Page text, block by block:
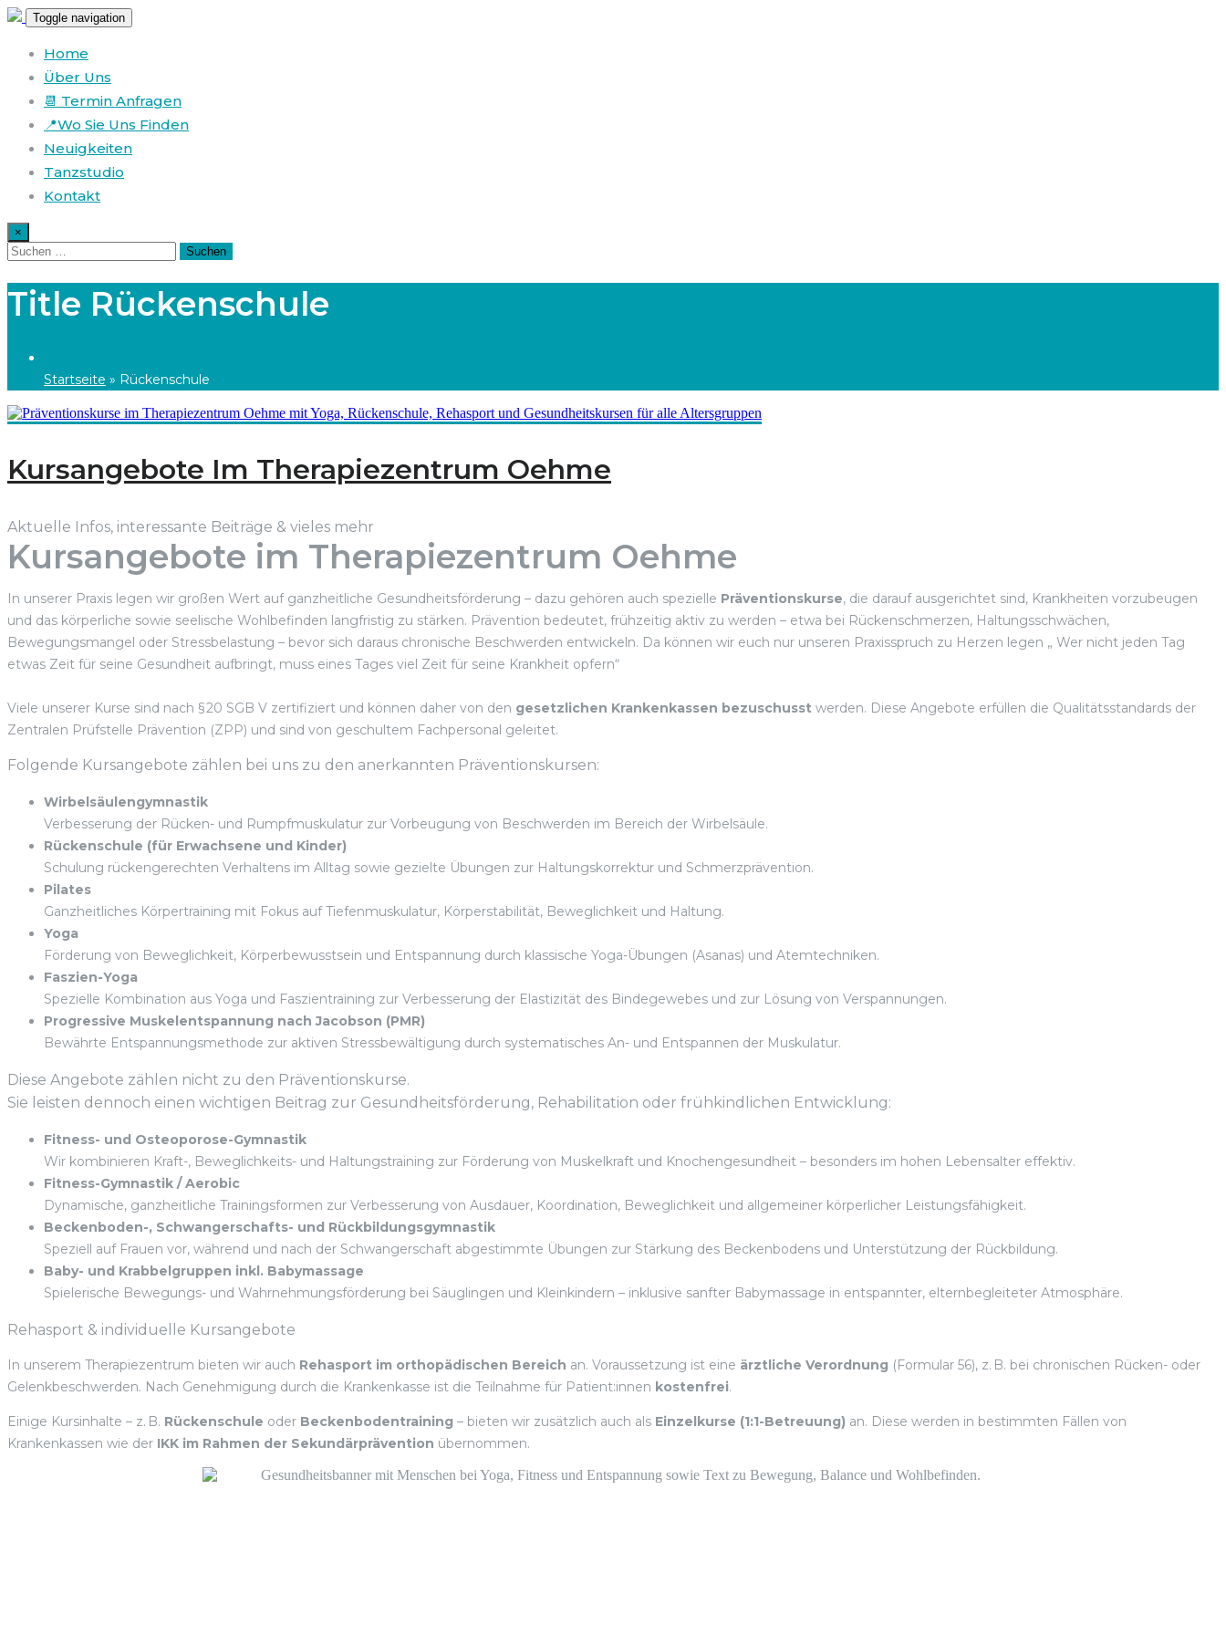
Toggle navigation
Home
Über Uns
📆 Termin Anfragen
📍Wo Sie Uns Finden
Neuigkeiten
Tanzstudio
Kontakt
×
Title Rückenschule
Startseite » Rückenschule
Kursangebote Im Therapiezentrum Oehme
Aktuelle Infos, interessante Beiträge & vieles mehr
Kursangebote im Therapiezentrum Oehme
In unserer Praxis legen wir großen Wert auf ganzheitliche Gesundheitsförderung – dazu gehören auch spezielle Präventionskurse, die darauf ausgerichtet sind, Krankheiten vorzubeugen
und das körperliche sowie seelische Wohlbefinden langfristig zu stärken. Prävention bedeutet, frühzeitig aktiv zu werden – etwa bei Rückenschmerzen, Haltungsschwächen,
Bewegungsmangel oder Stressbelastung – bevor sich daraus chronische Beschwerden entwickeln. Da können wir euch nur unseren Praxisspruch zu Herzen legen „ Wer nicht jeden Tag
etwas Zeit für seine Gesundheit aufbringt, muss eines Tages viel Zeit für seine Krankheit opfern“
Viele unserer Kurse sind nach § 20 SGB V zertifiziert und können daher von den gesetzlichen Krankenkassen bezuschusst werden. Diese Angebote erfüllen die Qualitätsstandards der
Zentralen Prüfstelle Prävention (ZPP) und sind von geschultem Fachpersonal geleitet.
Folgende Kursangebote zählen bei uns zu den anerkannten Präventionskursen:
Wirbelsäulengymnastik
Verbesserung der Rücken- und Rumpfmuskulatur zur Vorbeugung von Beschwerden im Bereich der Wirbelsäule.
Rückenschule (für Erwachsene und Kinder)
Schulung rückengerechten Verhaltens im Alltag sowie gezielte Übungen zur Haltungskorrektur und Schmerzprävention.
Pilates
Ganzheitliches Körpertraining mit Fokus auf Tiefenmuskulatur, Körperstabilität, Beweglichkeit und Haltung.
Yoga
Förderung von Beweglichkeit, Körperbewusstsein und Entspannung durch klassische Yoga-Übungen (Asanas) und Atemtechniken.
Faszien-Yoga
Spezielle Kombination aus Yoga und Faszientraining zur Verbesserung der Elastizität des Bindegewebes und zur Lösung von Verspannungen.
Progressive Muskelentspannung nach Jacobson (PMR)
Bewährte Entspannungsmethode zur aktiven Stressbewältigung durch systematisches An- und Entspannen der Muskulatur.
Diese Angebote zählen nicht zu den Präventionskurse.
Sie leisten dennoch einen wichtigen Beitrag zur Gesundheitsförderung, Rehabilitation oder frühkindlichen Entwicklung:
Fitness- und Osteoporose-Gymnastik
Wir kombinieren Kraft-, Beweglichkeits- und Haltungstraining zur Förderung von Muskelkraft und Knochengesundheit – besonders im hohen Lebensalter effektiv.
Fitness-Gymnastik / Aerobic
Dynamische, ganzheitliche Trainingsformen zur Verbesserung von Ausdauer, Koordination, Beweglichkeit und allgemeiner körperlicher Leistungsfähigkeit.
Beckenboden-, Schwangerschafts- und Rückbildungsgymnastik
Speziell auf Frauen vor, während und nach der Schwangerschaft abgestimmte Übungen zur Stärkung des Beckenbodens und Unterstützung der Rückbildung.
Baby- und Krabbelgruppen inkl. Babymassage
Spielerische Bewegungs- und Wahrnehmungsförderung bei Säuglingen und Kleinkindern – inklusive sanfter Babymassage in entspannter, elternbegleiteter Atmosphäre.
Rehasport & individuelle Kursangebote
In unserem Therapiezentrum bieten wir auch Rehasport im orthopädischen Bereich an. Voraussetzung ist eine ärztliche Verordnung (Formular 56), z. B. bei chronischen Rücken- oder
Gelenkbeschwerden. Nach Genehmigung durch die Krankenkasse ist die Teilnahme für Patient:innen kostenfrei.
Einige Kursinhalte – z. B. Rückenschule oder Beckenbodentraining – bieten wir zusätzlich auch als Einzelkurse (1:1-Betreuung) an. Diese werden in bestimmten Fällen von
Krankenkassen wie der IKK im Rahmen der Sekundärprävention übernommen.